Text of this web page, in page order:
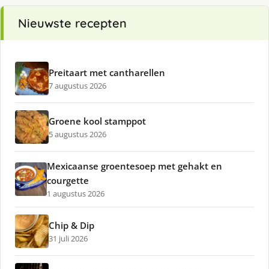
Nieuwste recepten
Preitaart met cantharellen
7 augustus 2026
Groene kool stamppot
5 augustus 2026
Mexicaanse groentesoep met gehakt en
courgette
1 augustus 2026
Chip & Dip
31 juli 2026